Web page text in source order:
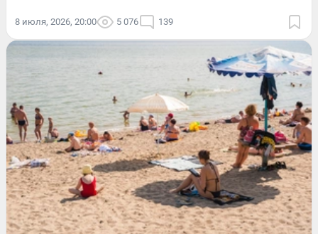
8 июля, 2026, 20:00 5 076 139